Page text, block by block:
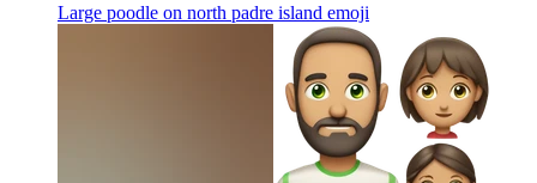
Large poodle on north padre island emoji